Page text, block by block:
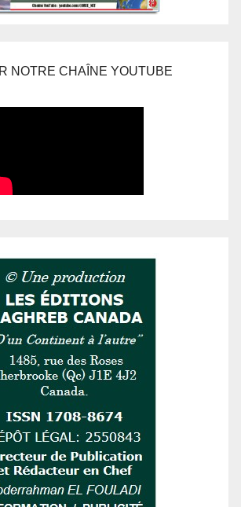
NOTRE CHAÎNE YOUTUBE